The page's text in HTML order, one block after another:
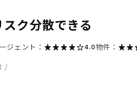
ク分散できる
ジェント： 4.0物件：
/